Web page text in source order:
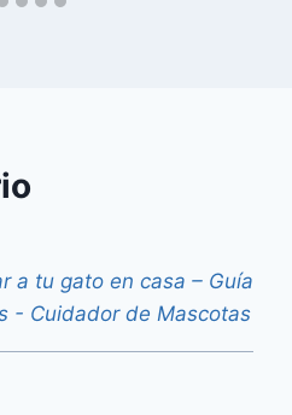
a tu gato en casa – Guía
- Cuidador de Mascotas